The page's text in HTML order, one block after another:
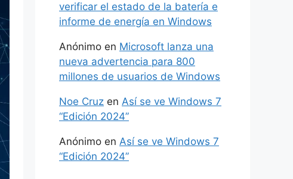
verificar el estado de la batería e
informe de energía en Windows
Anónimo en Microsoft lanza una
nueva advertencia para 800
millones de usuarios de Windows
Noe Cruz en Así se ve Windows 7
“Edición 2024”
Anónimo en Así se ve Windows 7
“Edición 2024”